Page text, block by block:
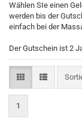
Wählen SIe einen
werden bis der
einfach bei der
Der Gutschein ist 2
1